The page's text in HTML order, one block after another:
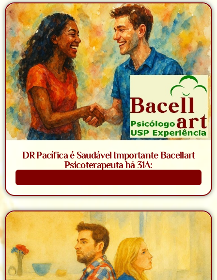
DR Pacífica é Saudável Importante Bacellart
Psicoterapeuta há 31A: